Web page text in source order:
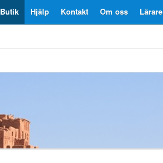
Lärare
Om oss
Kontakt
Hjälp
Butik